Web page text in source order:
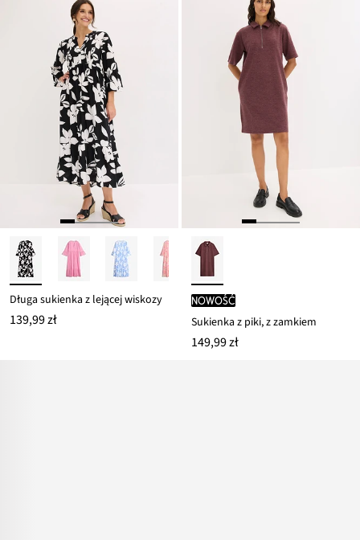
Długa sukienka z lejącej wiskozy
139,99 zł
nowość
Sukienka z piki, z zamkiem
149,99 zł